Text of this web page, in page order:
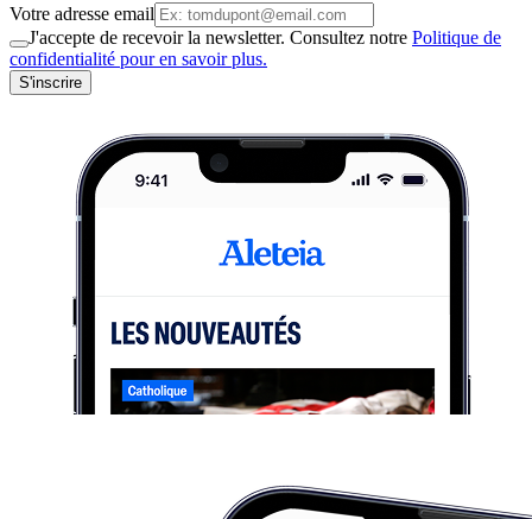
Votre adresse email
J'accepte de recevoir la newsletter. Consultez notre Politique de
confidentialité pour en savoir plus.
S'inscrire